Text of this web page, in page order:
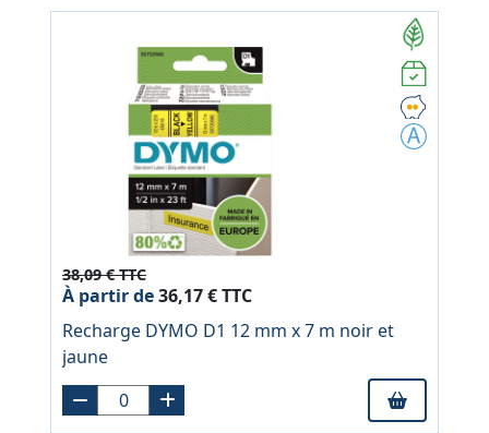
38,09 € TTC
À partir de36,17 € TTC
Recharge DYMO D1 12 mm x 7 m noir et
jaune